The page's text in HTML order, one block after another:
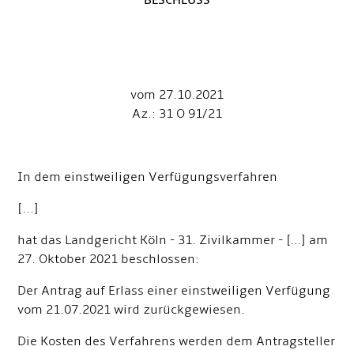
vom 27.10.2021
Az.: 31 O 91/21
In dem einstweiligen Verfügungsverfahren
[...]
hat das Landgericht Köln - 31. Zivilkammer - […] am
27. Oktober 2021 beschlossen:
Der Antrag auf Erlass einer einstweiligen Verfügung
vom 21.07.2021 wird zurückgewiesen.
Die Kosten des Verfahrens werden dem Antragsteller